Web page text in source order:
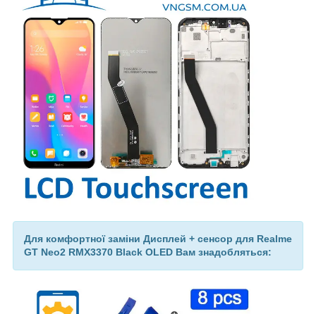
Для комфортної заміни Дисплей + сенсор для Realme
GT Neo2 RMX3370 Black OLED Вам знадобляться: